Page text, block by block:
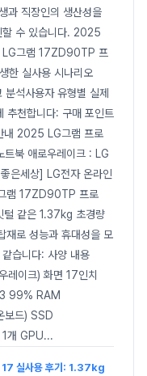
과 직장인의 생산성을
할 수 있습니다. 2025
그램 17ZD90TP 프
한 실사용 시나리오
석사용자 유형별 실제
추천합니다: 구매 포인트
내 2025 LG그램 프로
트북 애로우레이크 : LG
은세상] LG전자 온라인
램 17ZD90TP 프로
털 같은 1.37kg 초경량
재로 성능과 휴대성을 모
습니다: 사양 내용
이크) 화면 17인치
99% RAM
드) SSD
개 GPU...
실사용 후기: 1.37kg